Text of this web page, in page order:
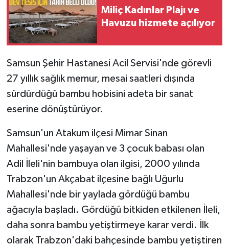
Miliç Kadınlar Plajı ve
Havuzu hizmete açılıyor
Samsun Şehir Hastanesi Acil Servisi'nde görevli
27 yıllık sağlık memur, mesai saatleri dışında
sürdürdüğü bambu hobisini adeta bir sanat
eserine dönüştürüyor.
Samsun'un Atakum ilçesi Mimar Sinan
Mahallesi'nde yaşayan ve 3 çocuk babası olan
Adil İleli'nin bambuya olan ilgisi, 2000 yılında
Trabzon'un Akçabat ilçesine bağlı Uğurlu
Mahallesi'nde bir yaylada gördüğü bambu
ağacıyla başladı. Gördüğü bitkiden etkilenen İleli,
daha sonra bambu yetiştirmeye karar verdi. İlk
olarak Trabzon'daki bahçesinde bambu yetiştiren